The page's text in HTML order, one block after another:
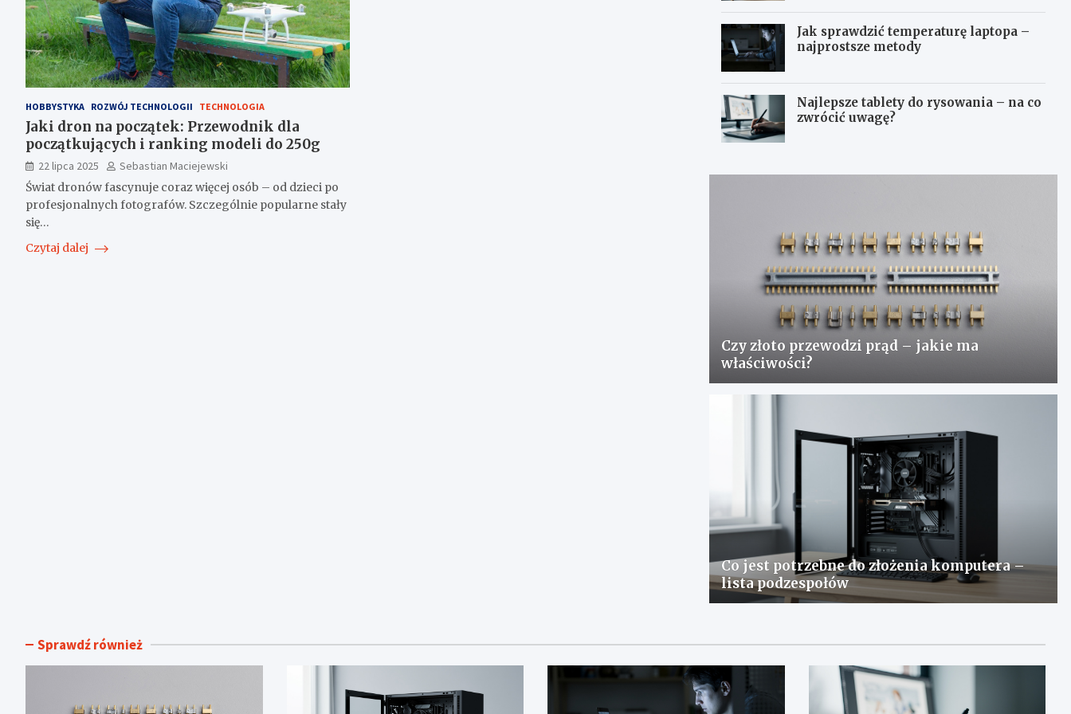
HOBBYSTYKA ROZWÓJ TECHNOLOGII TECHNOLOGIA
Jaki dron na początek: Przewodnik dla
początkujących i ranking modeli do 250g
22 lipca 2025
Sebastian Maciejewski
Świat dronów fascynuje coraz więcej osób – od dzieci po
profesjonalnych fotografów. Szczególnie popularne stały
się…
Czytaj dalej
Jak sprawdzić temperaturę laptopa –
najprostsze metody
Najlepsze tablety do rysowania – na co
zwrócić uwagę?
Czy złoto przewodzi prąd – jakie ma
właściwości?
Co jest potrzebne do złożenia komputera –
lista podzespołów
Sprawdź również